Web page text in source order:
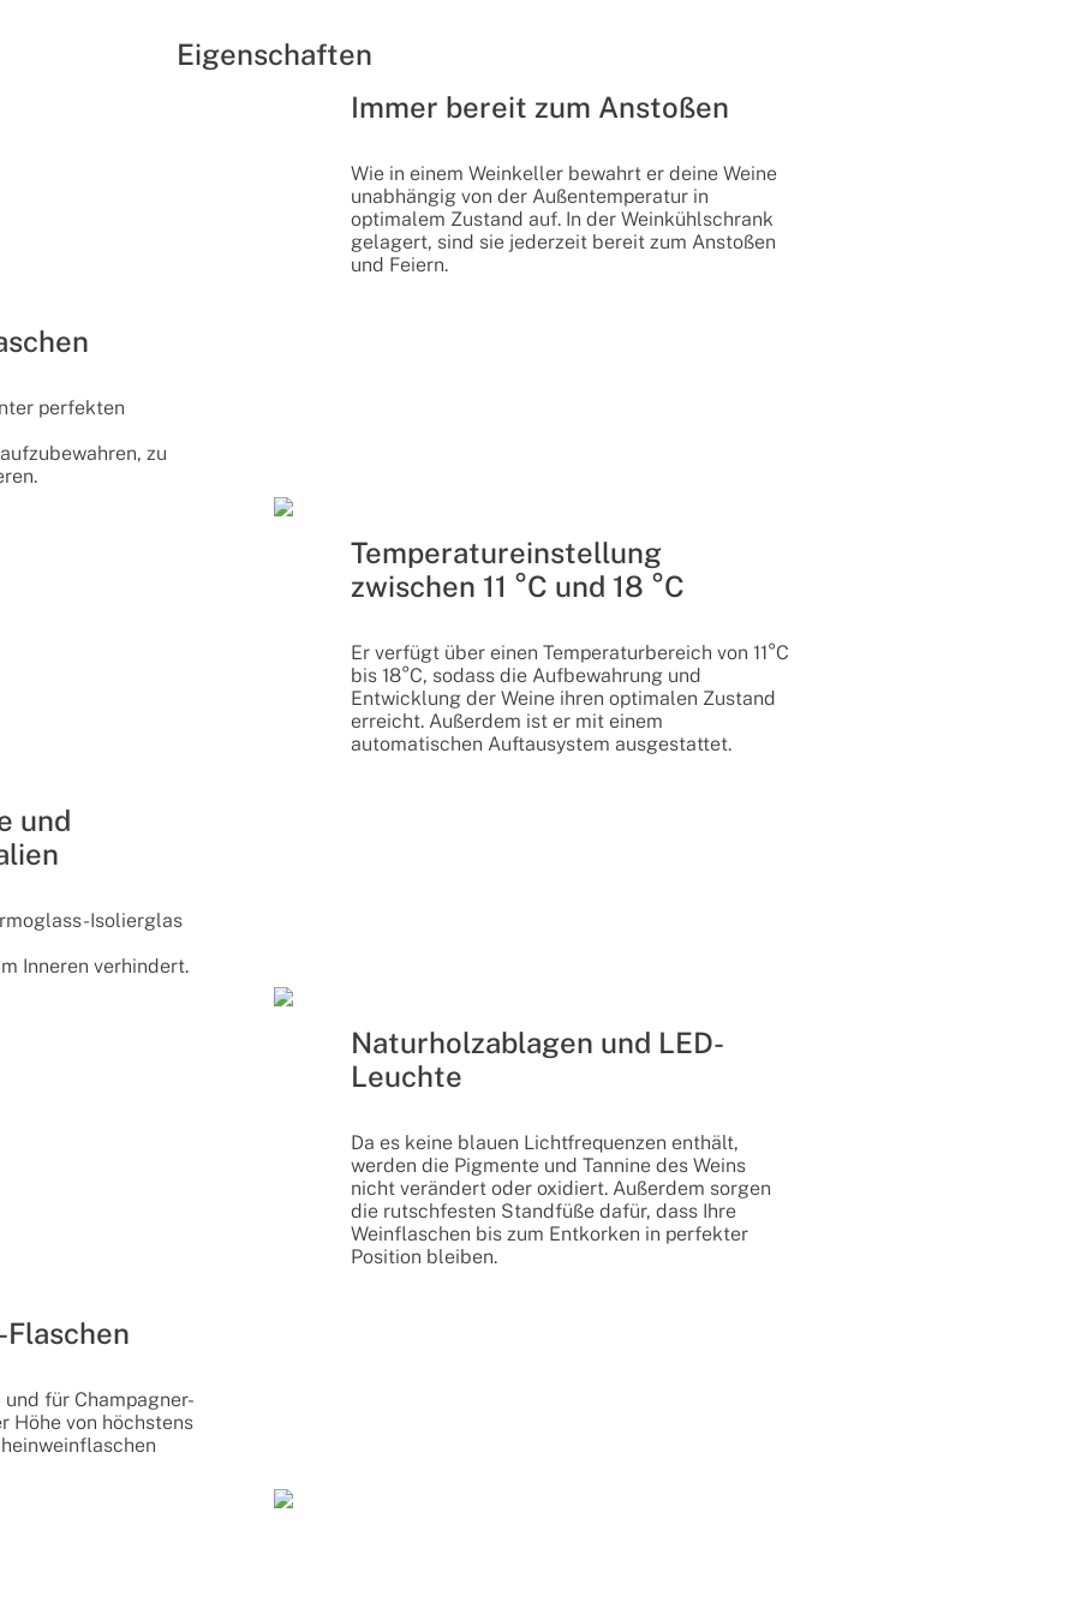
Eigenschaften
Immer bereit zum Anstoßen
Wie in einem Weinkeller bewahrt er deine Weine
unabhängig von der Außentemperatur in
optimalem Zustand auf. In der Weinkühlschrank
gelagert, sind sie jederzeit bereit zum Anstoßen
und Feiern.
perfekten
zu
Temperatureinstellung
zwischen 11 °C und 18 °C
Er verfügt über einen Temperaturbereich von 11°C
bis 18°C, sodass die Aufbewahrung und
Entwicklung der Weine ihren optimalen Zustand
erreicht. Außerdem ist er mit einem
automatischen Auftausystem ausgestattet.
und
Isolierglas
Inneren verhindert.
Naturholzablagen und LED-
Leuchte
Da es keine blauen Lichtfrequenzen enthält,
werden die Pigmente und Tannine des Weins
nicht verändert oder oxidiert. Außerdem sorgen
die rutschfesten Standfüße dafür, dass Ihre
Weinflaschen bis zum Entkorken in perfekter
Position bleiben.
für Champagner-
Höhe von höchstens